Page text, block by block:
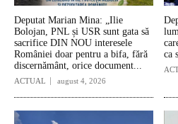
Deputat Marian Mina: „Ilie
Bolojan, PNL și USR sunt gata să
sacrifice DIN NOU interesele
României doar pentru a bifa, fără
discernământ, orice document...
ACTUAL august 4, 2026
ca